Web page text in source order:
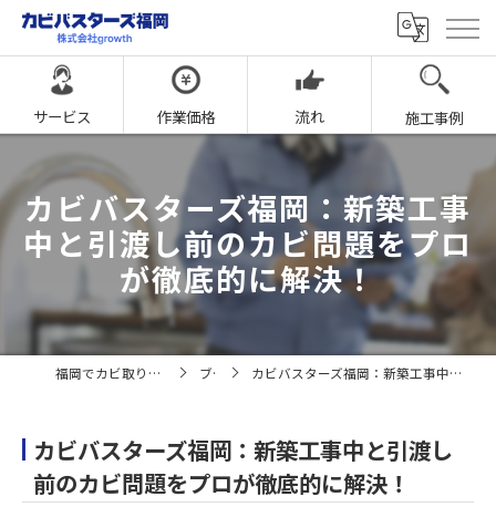
サービス 作業価格 流れ 施工事例
カビバスターズ福岡：新築工事
中と引渡し前のカビ問題をプロ
が徹底的に解決！
福岡でカビ取りならカビバスターズ福岡 ブログ カビバスターズ福岡：新築工事中と引渡し前のカビ問題をプロが徹底的に解決！
カビバスターズ福岡：新築工事中と引渡し
前のカビ問題をプロが徹底的に解決！